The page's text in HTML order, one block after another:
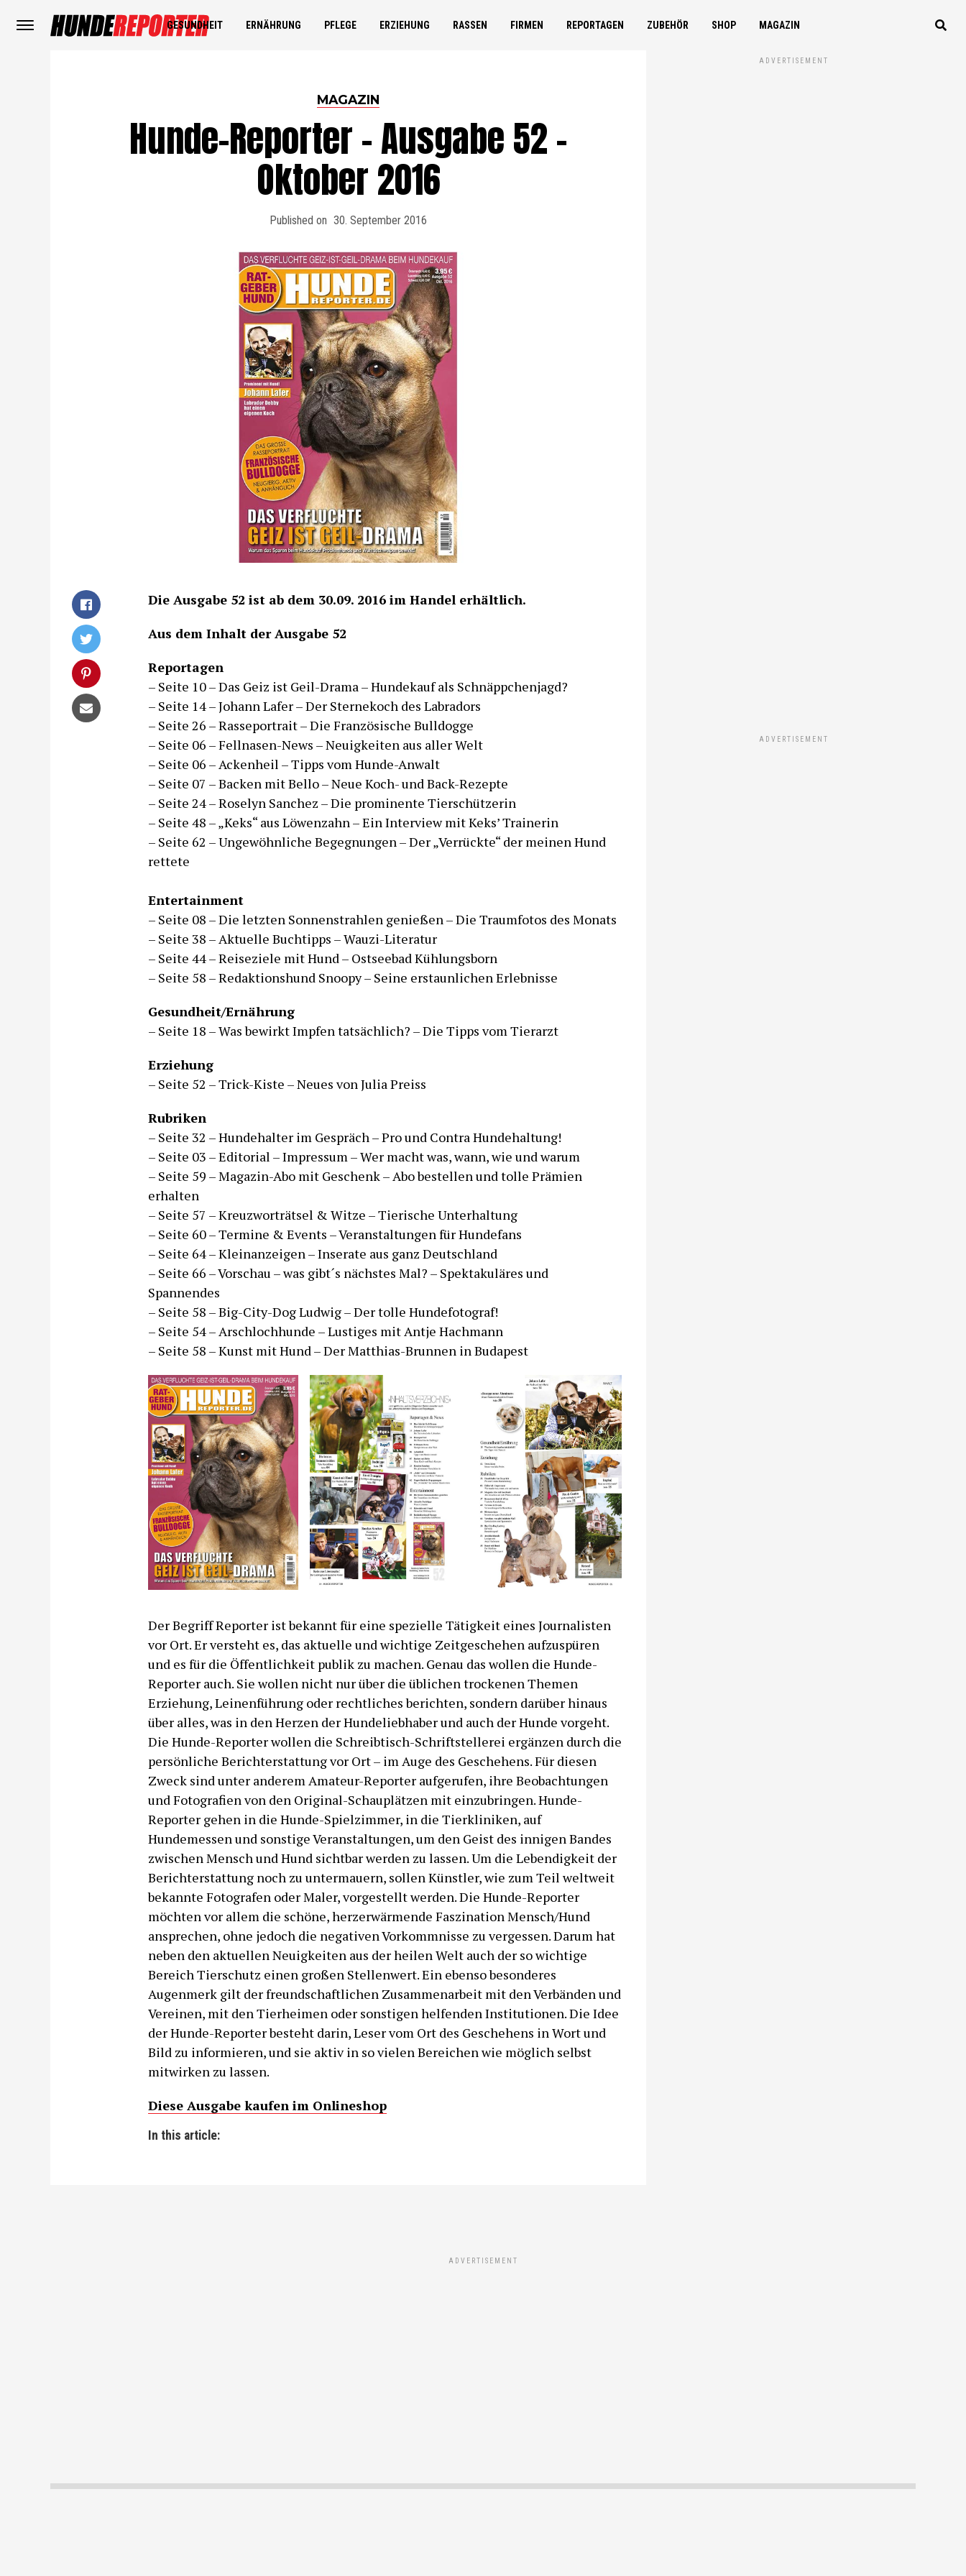
GESUNDHEIT ERNÄHRUNG PFLEGE ERZIEHUNG RASSEN FIRMEN REPORTAGEN ZUBEHÖR SHOP MAGAZIN
MAGAZIN
Hunde-Reporter – Ausgabe 52 –
Oktober 2016
Published on 30. September 2016
Die Ausgabe 52 ist ab dem 30.09. 2016 im Handel erhältlich.
Aus dem Inhalt der Ausgabe 52
Reportagen
– Seite 10 – Das Geiz ist Geil-Drama – Hundekauf als Schnäppchenjagd?
– Seite 14 – Johann Lafer – Der Sternekoch des Labradors
– Seite 26 – Rasseportrait – Die Französische Bulldogge
– Seite 06 – Fellnasen-News – Neuigkeiten aus aller Welt
– Seite 06 – Ackenheil – Tipps vom Hunde-Anwalt
– Seite 07 – Backen mit Bello – Neue Koch- und Back-Rezepte
– Seite 24 – Roselyn Sanchez – Die prominente Tierschützerin
– Seite 48 – „Keks“ aus Löwenzahn – Ein Interview mit Keks’ Trainerin
– Seite 62 – Ungewöhnliche Begegnungen – Der „Verrückte“ der meinen Hund
rettete
Entertainment
– Seite 08 – Die letzten Sonnenstrahlen genießen – Die Traumfotos des Monats
– Seite 38 – Aktuelle Buchtipps – Wauzi-Literatur
– Seite 44 – Reiseziele mit Hund – Ostseebad Kühlungsborn
– Seite 58 – Redaktionshund Snoopy – Seine erstaunlichen Erlebnisse
Gesundheit/Ernährung
– Seite 18 – Was bewirkt Impfen tatsächlich? – Die Tipps vom Tierarzt
Erziehung
– Seite 52 – Trick-Kiste – Neues von Julia Preiss
Rubriken
– Seite 32 – Hundehalter im Gespräch – Pro und Contra Hundehaltung!
– Seite 03 – Editorial – Impressum – Wer macht was, wann, wie und warum
– Seite 59 – Magazin-Abo mit Geschenk – Abo bestellen und tolle Prämien
erhalten
– Seite 57 – Kreuzworträtsel & Witze – Tierische Unterhaltung
– Seite 60 – Termine & Events – Veranstaltungen für Hundefans
– Seite 64 – Kleinanzeigen – Inserate aus ganz Deutschland
– Seite 66 – Vorschau – was gibt´s nächstes Mal? – Spektakuläres und
Spannendes
– Seite 58 – Big-City-Dog Ludwig – Der tolle Hundefotograf!
– Seite 54 – Arschlochhunde – Lustiges mit Antje Hachmann
– Seite 58 – Kunst mit Hund – Der Matthias-Brunnen in Budapest
Der Begriff Reporter ist bekannt für eine spezielle Tätigkeit eines Journalisten
vor Ort. Er versteht es, das aktuelle und wichtige Zeitgeschehen aufzuspüren
und es für die Öffentlichkeit publik zu machen. Genau das wollen die Hunde-
Reporter auch. Sie wollen nicht nur über die üblichen trockenen Themen
Erziehung, Leinenführung oder rechtliches berichten, sondern darüber hinaus
über alles, was in den Herzen der Hundeliebhaber und auch der Hunde vorgeht.
Die Hunde-Reporter wollen die Schreibtisch-Schriftstellerei ergänzen durch die
persönliche Berichterstattung vor Ort – im Auge des Geschehens. Für diesen
Zweck sind unter anderem Amateur-Reporter aufgerufen, ihre Beobachtungen
und Fotografien von den Original-Schauplätzen mit einzubringen. Hunde-
Reporter gehen in die Hunde-Spielzimmer, in die Tierkliniken, auf
Hundemessen und sonstige Veranstaltungen, um den Geist des innigen Bandes
zwischen Mensch und Hund sichtbar werden zu lassen. Um die Lebendigkeit der
Berichterstattung noch zu untermauern, sollen Künstler, wie zum Teil weltweit
bekannte Fotografen oder Maler, vorgestellt werden. Die Hunde-Reporter
möchten vor allem die schöne, herzerwärmende Faszination Mensch/Hund
ansprechen, ohne jedoch die negativen Vorkommnisse zu vergessen. Darum hat
neben den aktuellen Neuigkeiten aus der heilen Welt auch der so wichtige
Bereich Tierschutz einen großen Stellenwert. Ein ebenso besonderes
Augenmerk gilt der freundschaftlichen Zusammenarbeit mit den Verbänden und
Vereinen, mit den Tierheimen oder sonstigen helfenden Institutionen. Die Idee
der Hunde-Reporter besteht darin, Leser vom Ort des Geschehens in Wort und
Bild zu informieren, und sie aktiv in so vielen Bereichen wie möglich selbst
mitwirken zu lassen.
Diese Ausgabe kaufen im Onlineshop
In this article:
ADVERTISEMENT
ADVERTISEMENT
ADVERTISEMENT